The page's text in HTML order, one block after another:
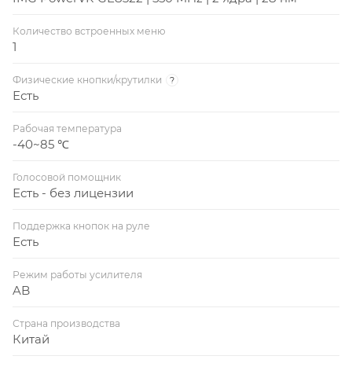
Количество встроенных меню
1
Физические кнопки/крутилки ?
Есть
Рабочая температура
-40~85 ℃
Голосовой помощник
Есть - без лицензии
Поддержка кнопок на руле
Есть
Режим работы усилителя
AB
Страна производства
Китай